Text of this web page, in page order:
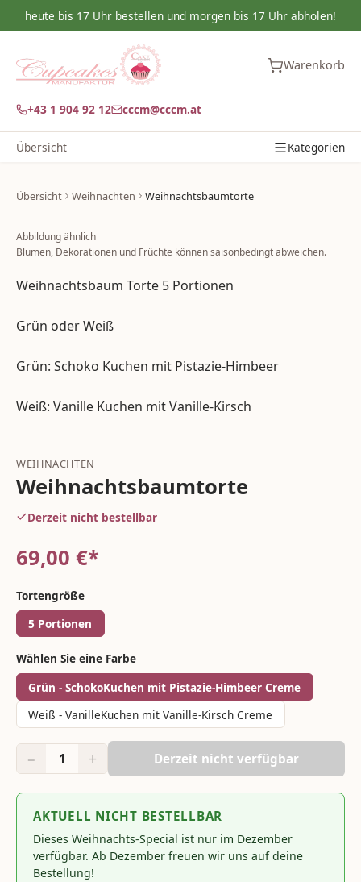
heute bis 17 Uhr bestellen und morgen bis 17 Uhr abholen!
Warenkorb
+43 1 904 92 12 cccm@cccm.at
Übersicht Kategorien
Übersicht Weihnachten Weihnachtsbaumtorte
Abbildung ähnlich
Blumen, Dekorationen und Früchte können saisonbedingt abweichen.
Weihnachtsbaum Torte 5 Portionen
Grün oder Weiß
Grün: Schoko Kuchen mit Pistazie-Himbeer
Weiß: Vanille Kuchen mit Vanille-Kirsch
WEIHNACHTEN
Weihnachtsbaumtorte
Derzeit nicht bestellbar
69,00 €*
Tortengröße
5 Portionen
Wählen Sie eine Farbe
Grün - SchokoKuchen mit Pistazie-Himbeer Creme
Weiß - VanilleKuchen mit Vanille-Kirsch Creme
− 1 + Derzeit nicht verfügbar
AKTUELL NICHT BESTELLBAR
Dieses Weihnachts-Special ist nur im Dezember
verfügbar. Ab Dezember freuen wir uns auf deine
Bestellung!